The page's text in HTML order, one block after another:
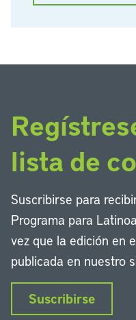
lista de
Suscribirse para
Programa para
vez que la edición en
publicada en nuestro
Suscribirse